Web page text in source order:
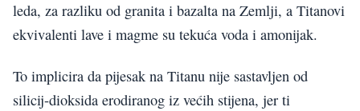
leda, za razliku od granita i bazalta na Zemlji, a Titanovi
ekvivalenti lave i magme su tekuća voda i amonijak.
To implicira da pijesak na Titanu nije sastavljen od
silicij-dioksida erodiranog iz većih stijena, jer ti